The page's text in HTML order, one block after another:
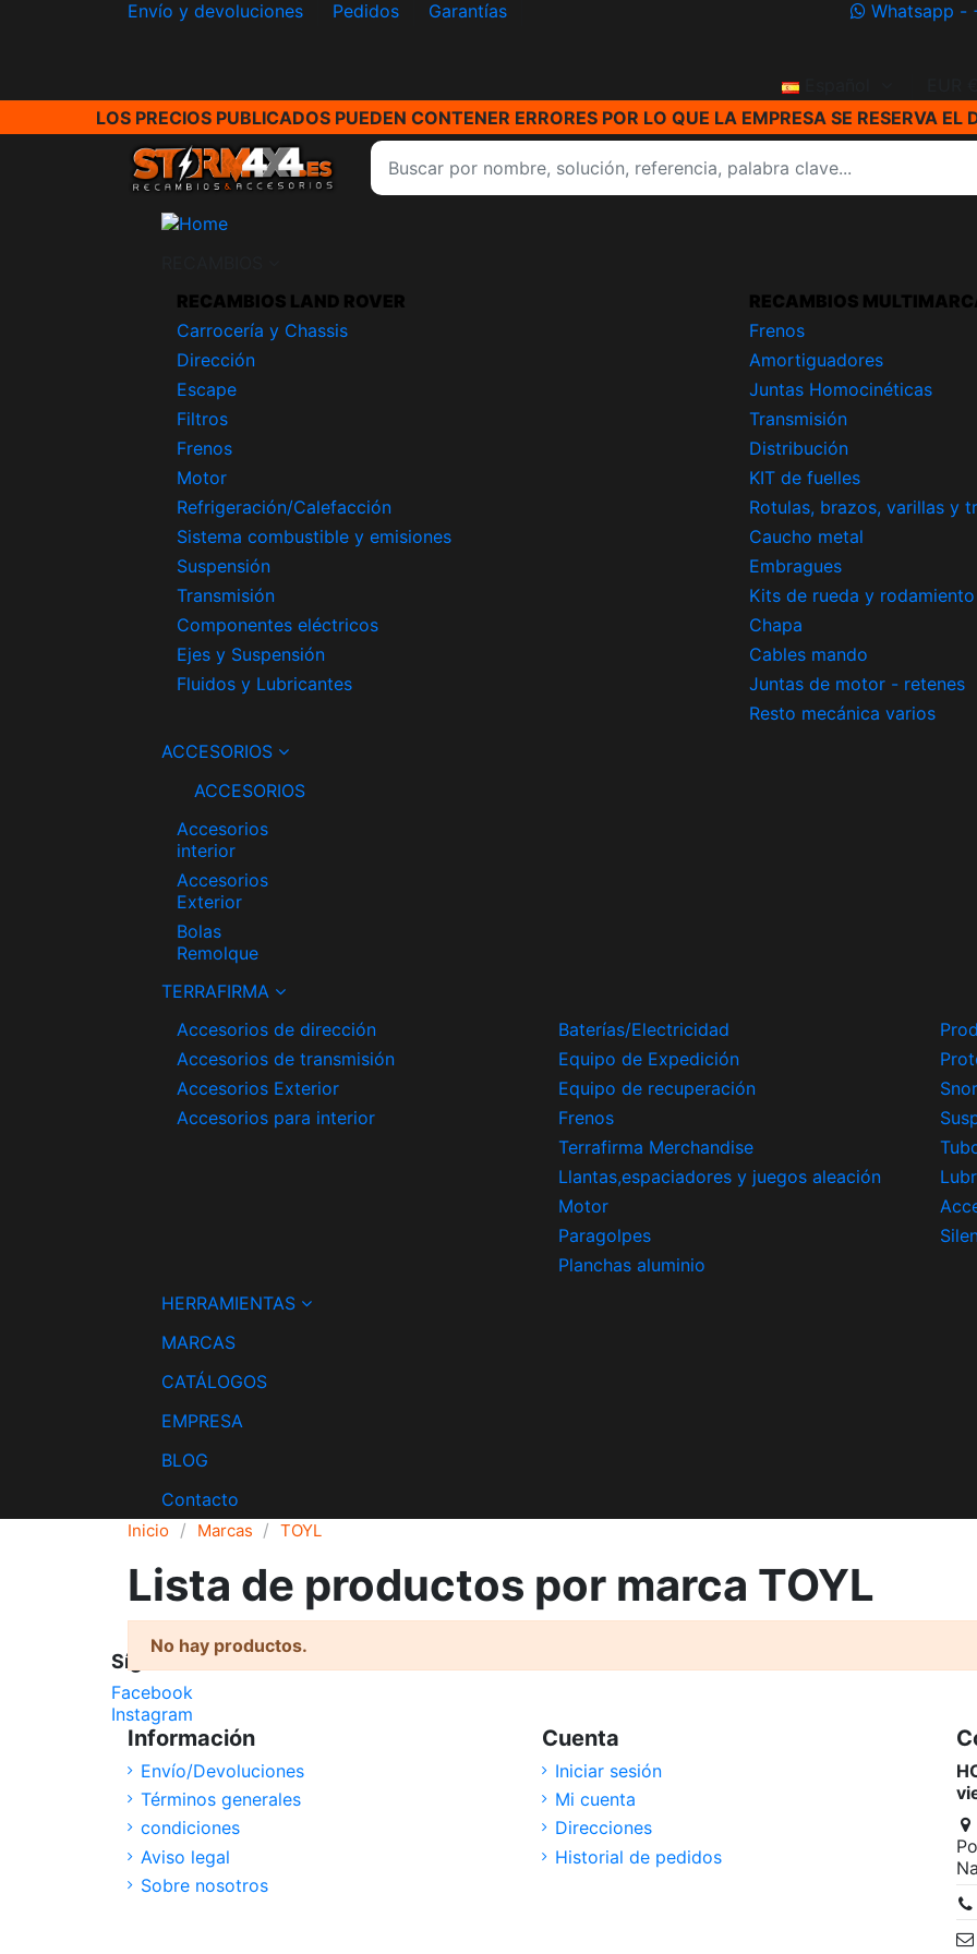
Envío y devoluciones Pedidos Garantías Whatsapp -
Español
LOS PRECIOS PUBLICADOS PUEDEN CONTENER ERRORES POR LO QUE LA EMPRESA SE RESERVA
RECAMBIOS LAND ROVER
Carrocería y Chassis
Dirección
Escape
Filtros
Frenos
Motor
Refrigeración/Calefacción
Sistema combustible y emisiones
Suspensión
Transmisión
Componentes eléctricos
Ejes y Suspensión
Fluidos y Lubricantes
RECAMBIOS
Frenos
Amortiguadores
Juntas Homocinéticas
Transmisión
Distribución
KIT de fuelles
Rotulas, brazos, varillas y
Caucho metal
Embragues
Kits de rueda y rodamiento
Chapa
Cables mando
Juntas de motor - retenes
Resto mecánica varios
ACCESORIOS
ACCESORIOS
Accesorios
interior
Accesorios
Exterior
Bolas
Remolque
TERRAFIRMA
Accesorios de dirección
Accesorios de transmisión
Accesorios Exterior
Accesorios para interior
Baterías/Electricidad
Equipo de Expedición
Equipo de recuperación
Frenos
Terrafirma Merchandise
Llantas,espaciadores y juegos aleación
Motor
Paragolpes
Planchas aluminio
HERRAMIENTAS
MARCAS
CATÁLOGOS
EMPRESA
BLOG
Contacto
Inicio Marcas TOYL
Lista de productos por marca TOYL
No hay productos.
Síguenos
Facebook
Instagram
Información
Envío/Devoluciones
Términos generales
condiciones
Aviso legal
Sobre nosotros
Cuenta
Iniciar sesión
Mi cuenta
Direcciones
Historial de pedidos